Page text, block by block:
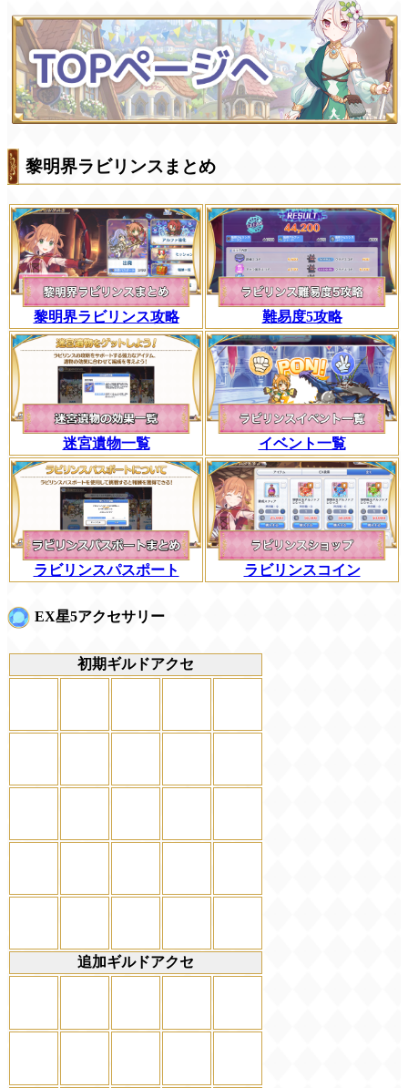
黎明界ラビリンスまとめ
黎明界ラビリンス攻略 難易度5攻略
迷宮遺物一覧 イベント一覧
ラビリンスパスポート ラビリンスコイン
EX星5アクセサリー
初期ギルドアクセ
追加ギルドアクセ